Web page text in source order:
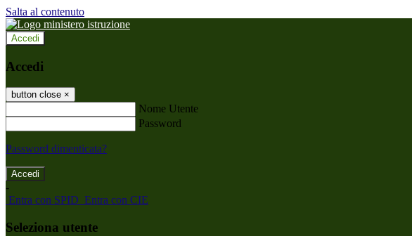
Salta al contenuto
Accedi
Accedi
button close ×
Nome Utente
Password
Password dimenticata?
-
Entra con SPID Entra con CIE
Seleziona utente